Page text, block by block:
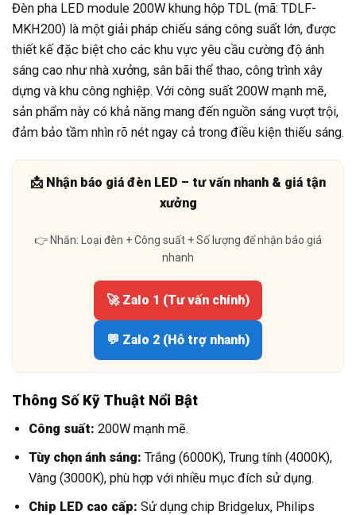
Đèn pha LED module 200W khung hộp TDL (mã: TDLF-
MKH200) là một giải pháp chiếu sáng công suất lớn, được
thiết kế đặc biệt cho các khu vực yêu cầu cường độ ánh
sáng cao như nhà xưởng, sân bãi thể thao, công trình xây
dựng và khu công nghiệp. Với công suất 200W mạnh mẽ,
sản phẩm này có khả năng mang đến nguồn sáng vượt trội,
đảm bảo tầm nhìn rõ nét ngay cả trong điều kiện thiếu sáng.
📩 Nhận báo giá đèn LED – tư vấn nhanh & giá tận
xưởng
👉 Nhắn: Loại đèn + Công suất + Số lượng để nhận báo giá
nhanh
🚀 Zalo 1 (Tư vấn chính)
💬 Zalo 2 (Hỗ trợ nhanh)
Thông Số Kỹ Thuật Nổi Bật
Công suất: 200W mạnh mẽ.
Tùy chọn ánh sáng: Trắng (6000K), Trung tính (4000K),
Vàng (3000K), phù hợp với nhiều mục đích sử dụng.
Chip LED cao cấp: Sử dụng chip Bridgelux, Philips